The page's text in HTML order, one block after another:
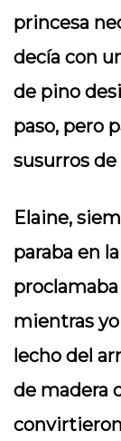
princesa
decía con
de pino
paso, pero
susurros
Elaine,
paraba en
proclamaba
mientras
lecho del
de madera